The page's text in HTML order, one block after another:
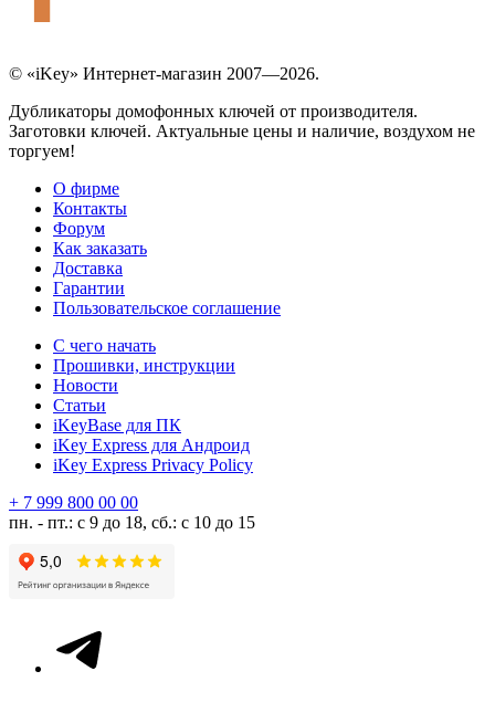
© «iKey» Интернет-магазин 2007—2026.
Дубликаторы домофонных ключей от производителя.
Заготовки ключей. Актуальные цены и наличие, воздухом не
торгуем!
О фирме
Контакты
Форум
Как заказать
Доставка
Гарантии
Пользовательское соглашение
С чего начать
Прошивки, инструкции
Новости
Статьи
iKeyBase для ПК
iKey Express для Андроид
iKey Express Privacy Policy
+ 7 999 800 00 00
пн. - пт.: с 9 до 18, сб.: с 10 до 15